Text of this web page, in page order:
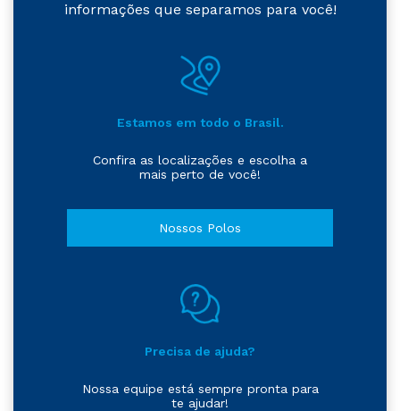
informações que separamos para você!
Estamos em todo o Brasil.
Confira as localizações e escolha a
mais perto de você!
Nossos Polos
Precisa de ajuda?
Nossa equipe está sempre pronta para
te ajudar!